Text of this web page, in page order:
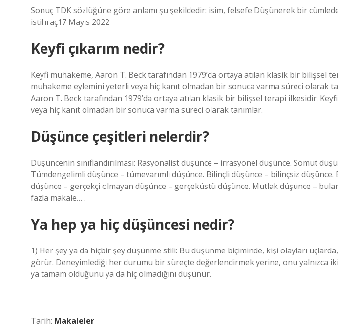
Sonuç TDK sözlüğüne göre anlamı şu şekildedir: isim, felsefe Düşünerek bir
istihraç17 Mayıs 2022
Keyfi çıkarım nedir?
Keyfi muhakeme, Aaron T. Beck tarafından 1979’da ortaya atılan klasik bir bilişsel
muhakeme eylemini yeterli veya hiç kanıt olmadan bir sonuca varma süreci olarak
Aaron T. Beck tarafından 1979’da ortaya atılan klasik bir bilişsel terapi ilkesidir.
veya hiç kanıt olmadan bir sonuca varma süreci olarak tanımlar.
Düşünce çeşitleri nelerdir?
Düşüncenin sınıflandırılması: Rasyonalist düşünce – irrasyonel düşünce. Somut
Tümdengelimli düşünce – tümevarımlı düşünce. Bilinçli düşünce – bilinçsiz düşünce.
düşünce – gerçekçi olmayan düşünce – gerçeküstü düşünce. Mutlak düşünce –
fazla makale… .
Ya hep ya hiç düşüncesi nedir?
1) Her şey ya da hiçbir şey düşünme stili: Bu düşünme biçiminde, kişi olayları
görür. Deneyimlediği her durumu bir süreçte değerlendirmek yerine, onu yalnızca
ya tamam olduğunu ya da hiç olmadığını düşünür.
Tarih: Makaleler